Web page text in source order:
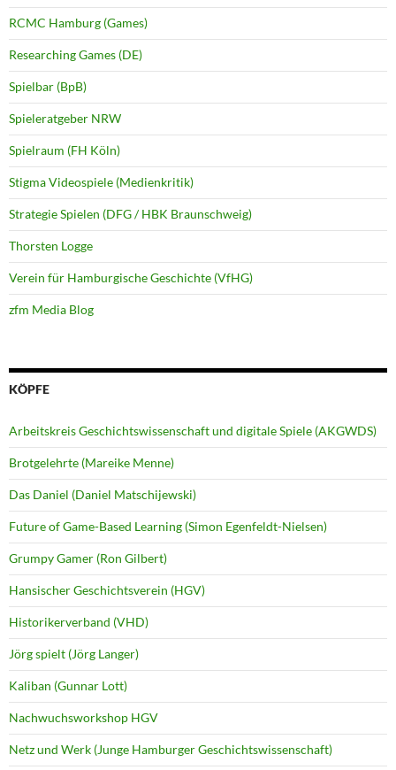
RCMC Hamburg (Games)
Researching Games (DE)
Spielbar (BpB)
Spieleratgeber NRW
Spielraum (FH Köln)
Stigma Videospiele (Medienkritik)
Strategie Spielen (DFG / HBK Braunschweig)
Thorsten Logge
Verein für Hamburgische Geschichte (VfHG)
zfm Media Blog
KÖPFE
Arbeitskreis Geschichtswissenschaft und digitale Spiele (AKGWDS)
Brotgelehrte (Mareike Menne)
Das Daniel (Daniel Matschijewski)
Future of Game-Based Learning (Simon Egenfeldt-Nielsen)
Grumpy Gamer (Ron Gilbert)
Hansischer Geschichtsverein (HGV)
Historikerverband (VHD)
Jörg spielt (Jörg Langer)
Kaliban (Gunnar Lott)
Nachwuchsworkshop HGV
Netz und Werk (Junge Hamburger Geschichtswissenschaft)